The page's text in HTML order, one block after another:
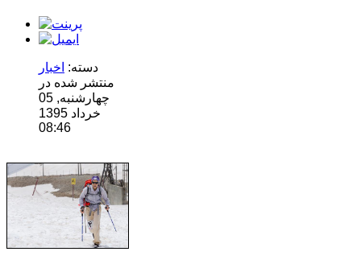
دسته: اخبار
منتشر شده در
چهارشنبه, 05
خرداد 1395
08:46